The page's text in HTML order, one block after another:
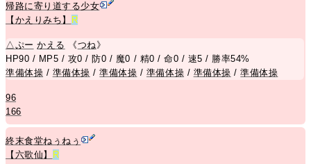
帰路に寄り道する少女
【かえりみち】
R
△ぷー かえる 《つね》
HP90 / MP5 / 攻0 / 防0 / 魔0 / 精0 / 命0 / 速5 / 勝率54%
準備体操 / 準備体操 /準備体操 / 準備体操 / 準備体操 /準備体操
96
166
終末食堂ねぅねぅ
【六歌仙】
R